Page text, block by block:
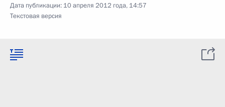
Дата публикации: 10 апреля 2012 года, 14:57
Текстовая версия